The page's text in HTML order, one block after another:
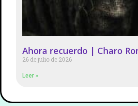
Ahora recuerdo | Charo
26 de julio de 2026
Leer »